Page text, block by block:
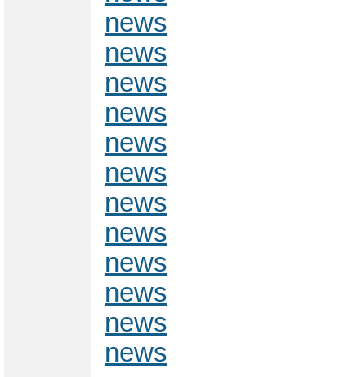
news
news
news
news
news
news
news
news
news
news
news
news